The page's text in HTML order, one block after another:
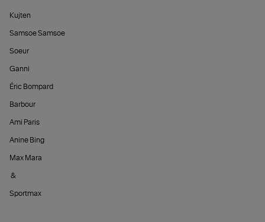
Kujten
Samsoe Samsoe
Soeur
Ganni
Éric Bompard
Barbour
Ami Paris
Anine Bing
Max Mara
&
Sportmax